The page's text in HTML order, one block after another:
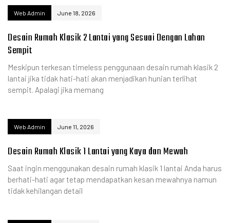
Web Admin June 18, 2026
Desain Rumah Klasik 2 Lantai yang Sesuai Dengan Lahan
Sempit
Meskipun terkesan timeless penggunaan desain rumah klasik 2
lantai jika tidak hati-hati akan menjadikan hunian terlihat
sempit. Apalagi jika memang
Web Admin June 11, 2026
Desain Rumah Klasik 1 Lantai yang Kaya dan Mewah
Saat ingin menggunakan desain rumah klasik 1 lantai Anda harus
berhati-hati agar tetap mendapatkan kesan mewahnya namun
tidak kehilangan detail